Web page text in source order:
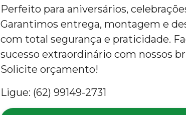
Perfeito para aniversários,
Garantimos entrega, montagem e
com total segurança e praticidade.
sucesso extraordinário com nossos
Solicite orçamento!
Ligue: (62) 99149-2731